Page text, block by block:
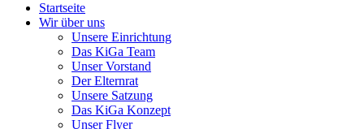
Startseite
Wir über uns
Unsere Einrichtung
Das KiGa Team
Unser Vorstand
Der Elternrat
Unsere Satzung
Das KiGa Konzept
Unser Flyer